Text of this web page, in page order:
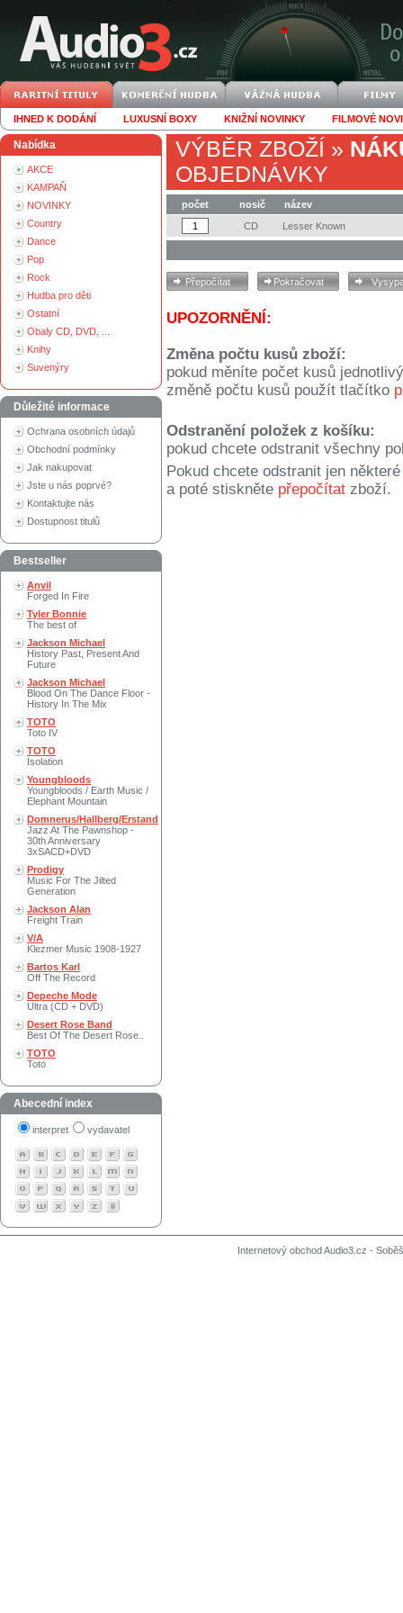
IHNED K DODÁNÍ LUXUSNÍ BOXY KNIŽNÍ NOVINKY FILMOVÉ
Nabídka
AKCE
KAMPAŇ
NOVINKY
Country
Dance
Pop
Rock
Hudba pro děti
Ostatní
Obaly CD, DVD, ...
Knihy
Suvenýry
Důležité informace
Ochrana osobních údajů
Obchodní podmínky
Jak nakupovat
Jste u nás poprvé?
Kontaktujte nás
Dostupnost titulů
Bestseller
Anvil
Forged In Fire
Tyler Bonnie
The best of
Jackson Michael
History Past, Present And
Future
Jackson Michael
Blood On The Dance Floor -
History In The Mix
TOTO
Toto IV
TOTO
Isolation
Youngbloods
Youngbloods / Earth Music /
Elephant Mountain
Domnerus/Hallberg/Erstand
Jazz At The Pawnshop -
30th Anniversary
3xSACD+DVD
Prodigy
Music For The Jilted
Generation
Jackson Alan
Freight Train
V/A
Klezmer Music 1908-1927
Bartos Karl
Off The Record
Depeche Mode
Ultra (CD + DVD)
Desert Rose Band
Best Of The Desert Rose..
TOTO
Toto
Abecední index
interpret vydavatel
VÝBĚR ZBOŽÍ »
OBJEDNÁVKY
počet nosič
název
CD
Lesser Known
UPOZORNĚNÍ:
Změna počtu kusů zboží:
pokud měníte počet kusů
změně počtu kusů použít tlačítko
Odstranění položek z košíku:
pokud chcete odstranit všechny
Pokud chcete odstranit jen
a poté stiskněte přepočítat zboží.
Internetový obchod Audio3.cz -